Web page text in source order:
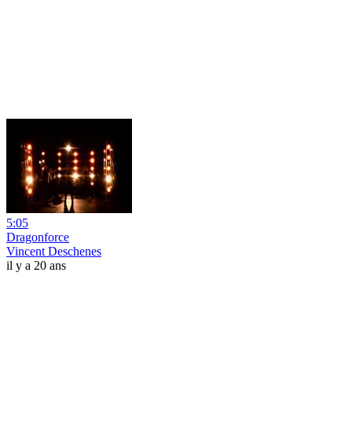
5:05
Dragonforce
Vincent Deschenes
il y a 20 ans